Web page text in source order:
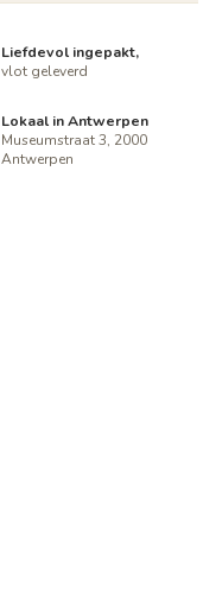
Liefdevol ingepakt,
vlot geleverd
Lokaal in Antwerpen
Museumstraat 3, 2000
Antwerpen